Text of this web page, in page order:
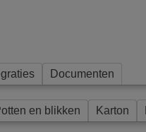
Documenten
en blikken Karton